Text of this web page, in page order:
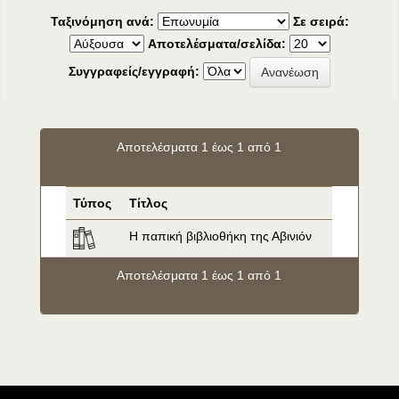
Ταξινόμηση ανά:
Σε σειρά:
Αποτελέσματα/σελίδα:
Συγγραφείς/εγγραφή:
Αποτελέσματα 1 έως 1 από 1
Τύπος Τίτλος
Η παπική βιβλιοθήκη της Αβινιόν
Αποτελέσματα 1 έως 1 από 1